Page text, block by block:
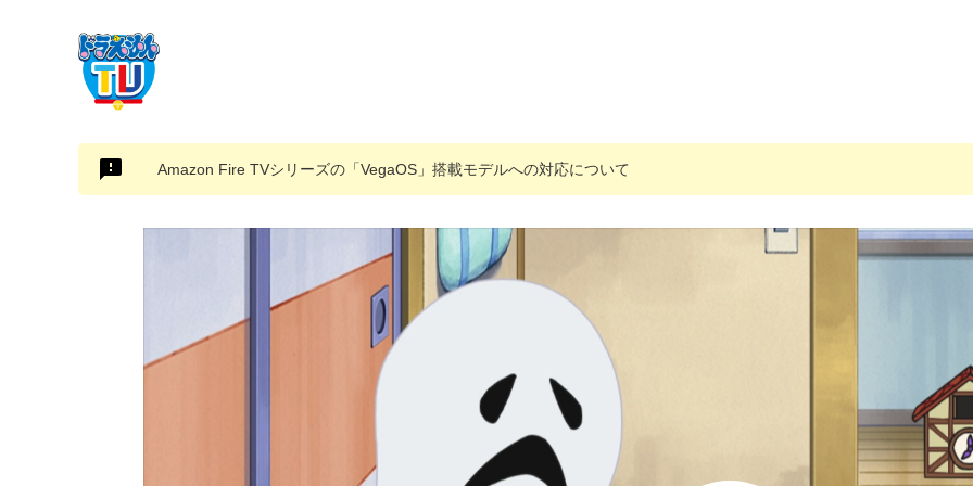
Amazon Fire TVシリーズの「VegaOS」搭載モデルへの対応について